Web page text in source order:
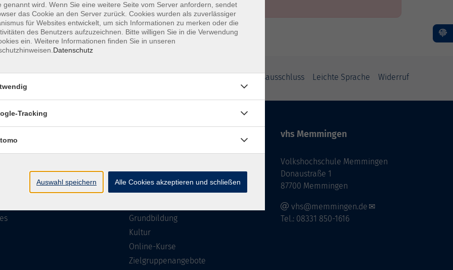
Haftungsausschluss Leichte Sprache Widerruf
Reihen
Grundbildung
Kultur
Online-Kurse
Zielgruppenangebote
vhs Memmingen
Volkshochschule Memmingen
Donaustraße 1
87700 Memmingen
vhs@memmingen.de
Tel.: 08331 850-1616
genannt wird. Wenn Sie eine weitere Seite vom Server anfordern, sendet
das Cookie an den Server zurück. Cookies wurden als zuverlässiger
für Websites entwickelt, um sich Informationen zu merken oder die
des Benutzers aufzuzeichnen. Bitte willigen Sie in die Verwendung
ein. Weitere Informationen finden Sie in unseren
Datenschutz
Tracking
Auswahl speichern Alle Cookies akzeptieren und schließen